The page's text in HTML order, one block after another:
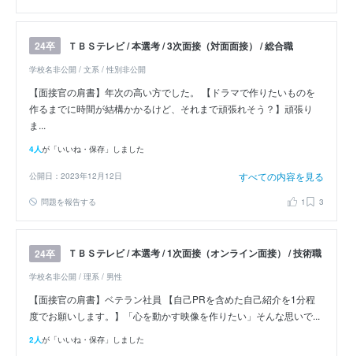
24卒 ＴＢＳテレビ / 本選考 / 3次面接（対面面接） / 総合職
学校名非公開 / 文系 / 性別非公開
【面接官の肩書】年次の高い方でした。 【ドラマで作りたいものを
作るまでに時間が結構かかるけど、それまで頑張れそう？】頑張り
ま...
4人が「いいね・保存」しました
公開日：2023年12月12日 すべての内容を見る
問題を報告する 1 3
24卒 ＴＢＳテレビ / 本選考 / 1次面接（オンライン面接） / 技術職
学校名非公開 / 理系 / 男性
【面接官の肩書】ベテラン社員 【自己PRを含めた自己紹介を1分程
度でお願いします。】「心を動かす映像を作りたい」そんな思いで...
2人が「いいね・保存」しました